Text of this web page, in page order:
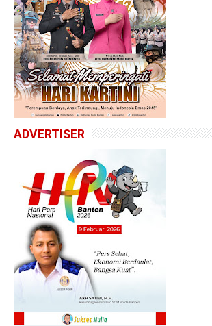
ADVERTISER